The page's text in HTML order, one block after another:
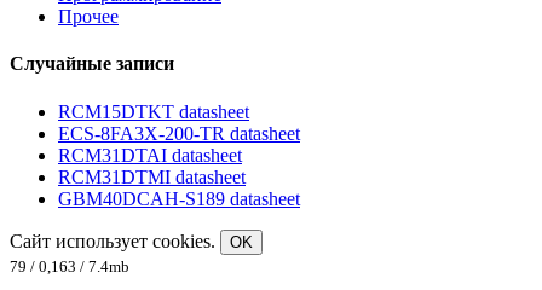
Прочее
Случайные записи
RCM15DTKT datasheet
ECS-8FA3X-200-TR datasheet
RCM31DTAI datasheet
RCM31DTMI datasheet
GBM40DCAH-S189 datasheet
Сайт использует cookies.
OK
79 / 0,163 / 7.4mb